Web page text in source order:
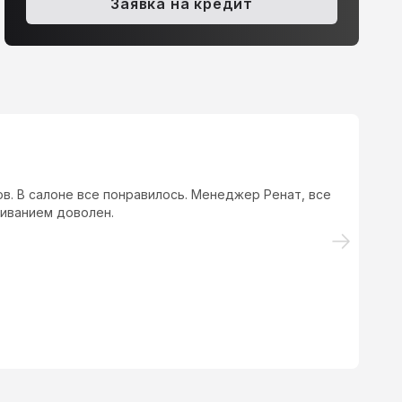
Заявка на кредит
В салоне все понравилось. Менеджер Ренат, все
доволен.